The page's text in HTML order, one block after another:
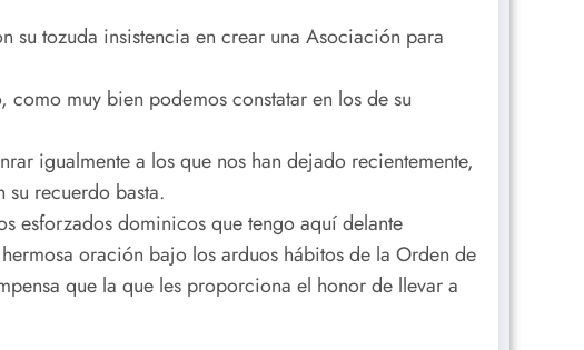
su tozuda insistencia en crear una Asociación para
muy bien podemos constatar en los de su
igualmente a los que nos han dejado recientemente,
su recuerdo basta.
esforzados dominicos que tengo aquí delante
oración bajo los arduos hábitos de la Orden de
que la que les proporciona el honor de llevar a